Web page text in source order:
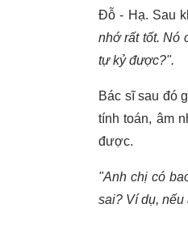
Đỗ - Hạ. Sau
nhớ rất tốt. Nó
tự kỷ được?".
Bác sĩ sau đó
tính toán, âm
được.
"Anh chị có
sai? Ví dụ, nếu